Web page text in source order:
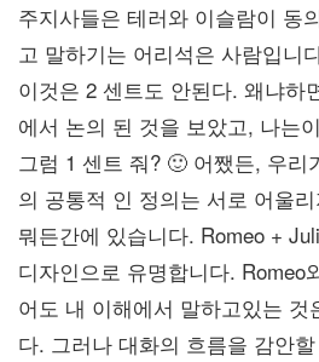
주지사들은 테러와 이슬람이 동
고 말하기는 어리석은 사람입니
이것은 2 센트도 안된다. 왜냐하
에서 논의 된 것을 보았고, 나는
그럼 1 센트 줘? 🙂 어쨌든, 우리
의 공통적 인 정의는 서로 어울
뭐든간에 있습니다. Romeo +
디자인으로 유명합니다. Romeo
어도 내 이해에서 말하고있는
다. 그러나 대화의 흐름을 감안